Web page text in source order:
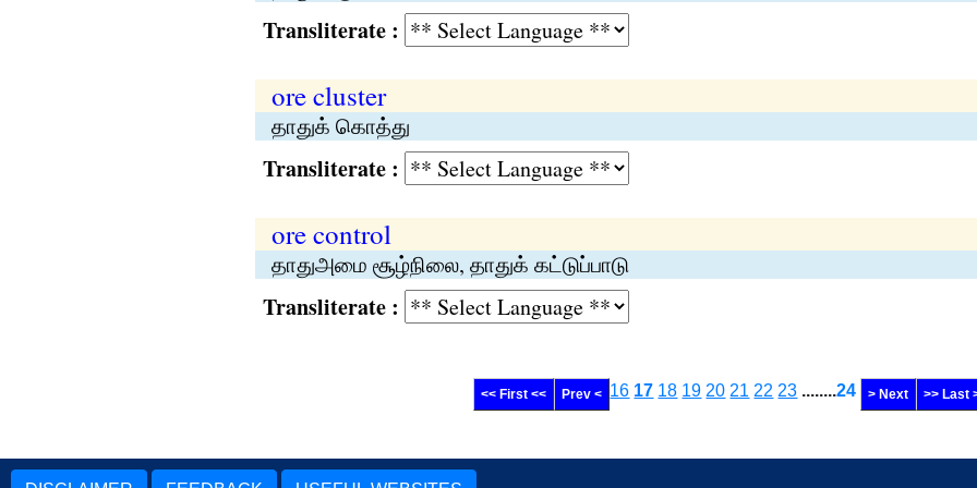
Transliterate :
ore cluster
தாதுக் கொத்து
Transliterate :
ore control
தாதுஅமை சூழ்நிலை, தாதுக் கட்டுப்பாடு
Transliterate :
<< First << Prev < 16 17 18 19 20 21 22 23 ........24 > Next >> Last